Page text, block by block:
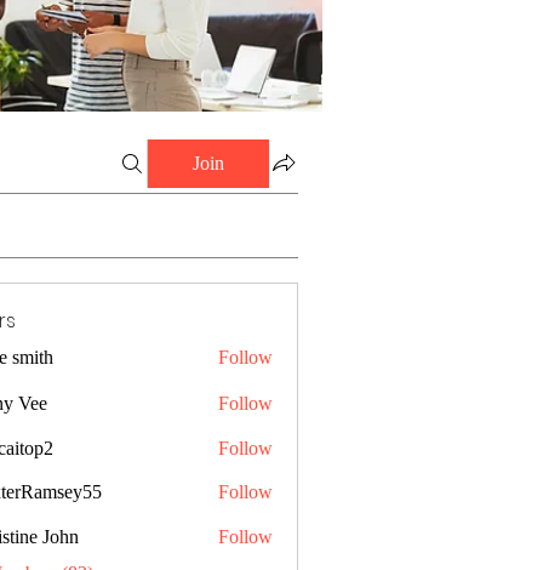
Join
smith Follow
Vee Follow
Follow
Follow
John
Follow